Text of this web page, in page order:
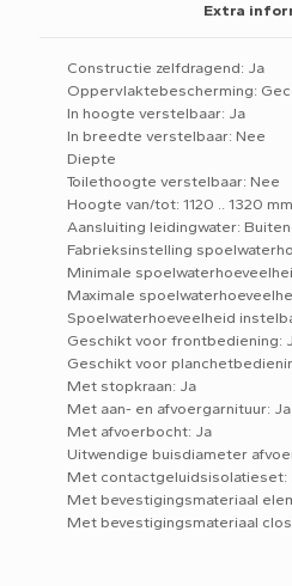
Extra
Constructie zelfdragend: Ja
Oppervlaktebescherming:
In hoogte verstelbaar: Ja
In breedte verstelbaar: Nee
Diepte
Toilethoogte verstelbaar: Nee
Hoogte van/tot: 1120 .. 1320 mm
Aansluiting leidingwater:
Fabrieksinstelling
Minimale
Maximale
Spoelwaterhoeveelheid
Geschikt voor frontbediening:
Geschikt voor
Met stopkraan: Ja
Met aan- en afvoergarnituur: Ja
Met afvoerbocht: Ja
Uitwendige buisdiameter
Met contactgeluidsisolatieset:
Met bevestigingsmateriaal
Met bevestigingsmateriaal